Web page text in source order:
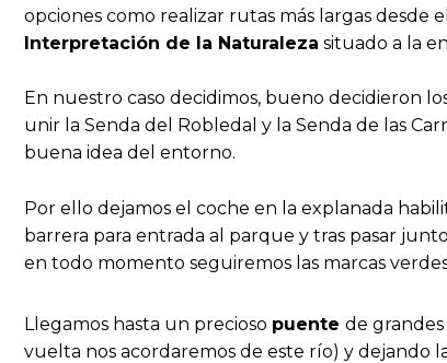
opciones como realizar rutas más largas desde el
Interpretación de la Naturaleza situado a la
En nuestro caso decidimos, bueno decidieron
unir la Senda del Robledal y la Senda de las
buena idea del entorno.
Por ello dejamos el coche en la explanada
barrera para entrada al parque y tras pasar
en todo momento seguiremos las marcas
Llegamos hasta un precioso puente de grandes
vuelta nos acordaremos de este río) y dejando